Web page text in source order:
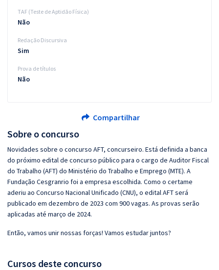
Sobre o concurso
Novidades sobre o concurso AFT, concurseiro. Está definida a banca
do próximo edital de concurso público para o cargo de Auditor Fiscal
do Trabalho (AFT) do Ministério do Trabalho e Emprego (MTE). A
Fundação Cesgranrio foi a empresa escolhida. Como o certame
aderiu ao Concurso Nacional Unificado (CNU), o edital AFT será
publicado em dezembro de 2023 com 900 vagas. As provas serão
aplicadas até março de 2024.
Então, vamos unir nossas forças! Vamos estudar juntos?
Cursos deste concurso
TAF (Teste de Aptidão Física)
Não
Redação Discursiva
Sim
Prova de títulos
Não
Compartilhar